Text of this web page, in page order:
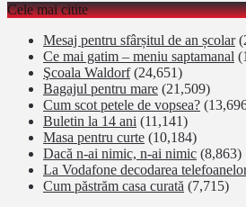
Cele mai citite
Mesaj pentru sfârșitul de an școlar
Ce mai gatim – meniu saptamanal
Şcoala Waldorf (24,651)
Bagajul pentru mare (21,509)
Cum scot petele de vopsea?
Buletin la 14 ani (11,141)
Masa pentru curte (10,184)
Dacă n-ai nimic, n-ai nimic (8,863)
La Vodafone decodarea
Cum păstrăm casa curată (7,715)